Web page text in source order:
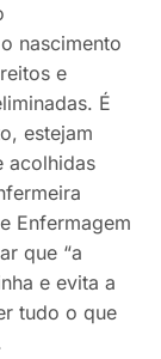
nascimento
e
É
estejam
acolhidas
Enfermagem
que “a
e evita a
tudo o que